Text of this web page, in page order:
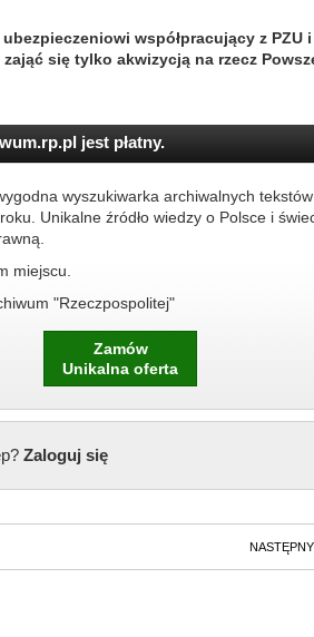
współpracujący z PZU
się tylko akwizycją na rzecz
jest płatny.
wyszukiwarka archiwalnych
Unikalne źródło wiedzy o Polsce i
miejscu.
"Rzeczpospolitej"
Zamów
Unikalna oferta
Zaloguj się